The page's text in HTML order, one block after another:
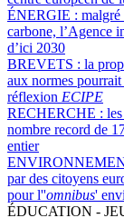
ÉNERGIE : malgré
carbone, l’Agence
d’ici 2030
BREVETS : la
aux normes
réflexion ECIPE
RECHERCHE :
nombre record de
entier
par des citoyens
pour l''omnibus'
ÉDUCATION -